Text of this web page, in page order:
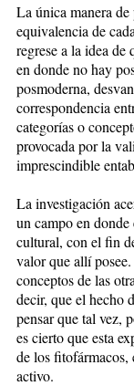
La única manera
equivalencia de
regrese a la idea
en donde no hay
posmoderna,
correspondencia
categorías o
provocada por la
imprescindible
La investigación
un campo en
cultural, con el fin
valor que allí
conceptos de las
decir, que el hecho
pensar que tal vez,
es cierto que esta
de los
activo.